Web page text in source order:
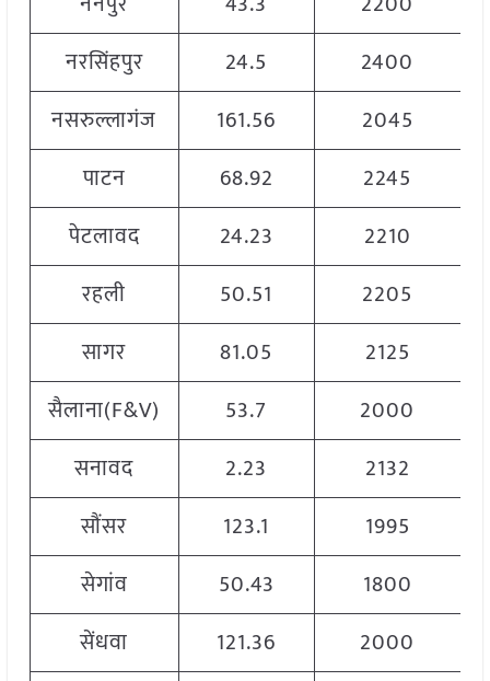
नरसिंहपुर
24.5
2400
नसरुल्लागंज
161.56
2045
पाटन
68.92
2245
पेटलावद
24.23
2210
रहली
50.51
2205
सागर
81.05
2125
सैलाना(F&V)
53.7
2000
सनावद
2.23
2132
सौंसर
123.1
1995
सेगांव
50.43
1800
सेंधवा
121.36
2000